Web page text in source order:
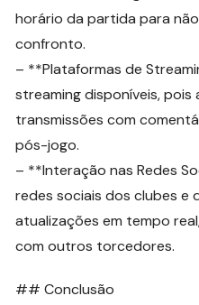
horário da partida para
confronto.
– **Plataformas de
streaming disponíveis, pois
transmissões com
pós-jogo.
– **Interação nas Redes
redes sociais dos clubes e
atualizações em tempo
com outros torcedores.
## Conclusão